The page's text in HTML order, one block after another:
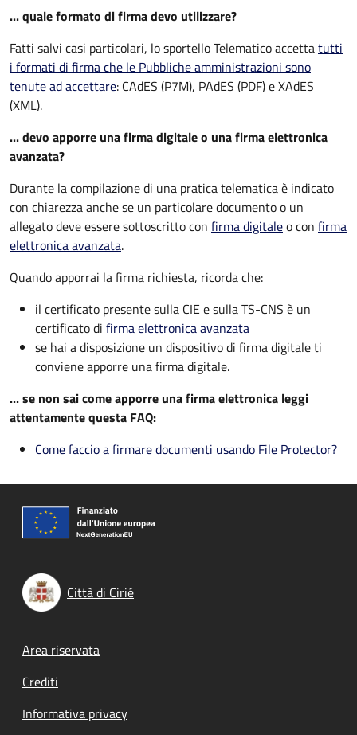
... quale formato di firma devo utilizzare?
Fatti salvi casi particolari, lo sportello Telematico accettatutti
i formati di firma che le Pubbliche amministrazioni sono
tenute ad accettare: CAdES (P7M), PAdES (PDF) e XAdES
(XML).
... devo apporre una firma digitale o una firma elettronica
avanzata?
Durante la compilazione di una pratica telematica è indicato
con chiarezza anche se un particolare documento o un
allegato deve essere sottoscritto con firma digitaleo con firma
elettronica avanzata.
Quando apporrai la firma richiesta, ricorda che:
il certificato presente sulla CIE e sulla TS-CNS è un
certificato di firma elettronica avanzata
se hai a disposizione un dispositivo di firma digitale ti
conviene apporre una firma digitale.
... se non sai come apporre una firma elettronica leggi
attentamente questa FAQ:
Come faccio a firmare documenti usando File Protector?
Città di Cirié
Footer menu
Area riservata
Crediti
Informativa privacy